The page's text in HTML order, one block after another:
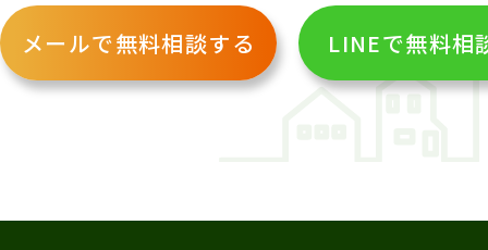
メールで無料相談する LINEで無料相